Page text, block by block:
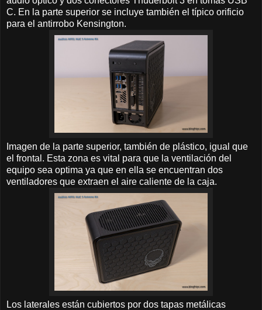
C. En la parte superior se incluye también el típico orificio
para el antirrobo Kensington.
Imagen de la parte superior, también de plástico, igual que
el frontal. Esta zona es vital para que la ventilación del
equipo sea optima ya que en ella se encuentran dos
ventiladores que extraen el aire caliente de la caja.
Los laterales están cubiertos por dos tapas metálicas